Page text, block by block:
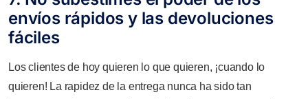
envíos rápidos y las devoluciones
fáciles
Los clientes de hoy quieren lo que quieren, ¡cuando lo
quieren! La rapidez de la entrega nunca ha sido tan